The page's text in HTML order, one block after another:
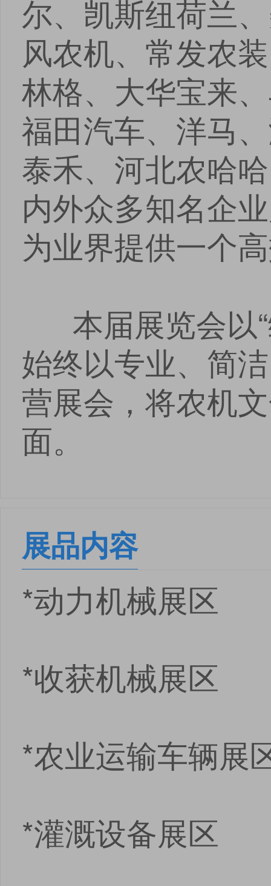
尔、凯斯纽荷兰
风农机、常发农
林格、大华宝来
福田汽车、洋马
泰禾、河北农哈
内外众多知名企
为业界提供一个
本届展览会以“
始终以专业、简
营展会，将农机
面。
展品内容
*动力机械展区
*收获机械展区
*农业运输车辆展
*灌溉设备展区